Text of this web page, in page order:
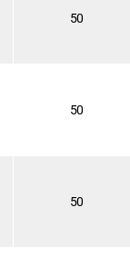
50
50
50